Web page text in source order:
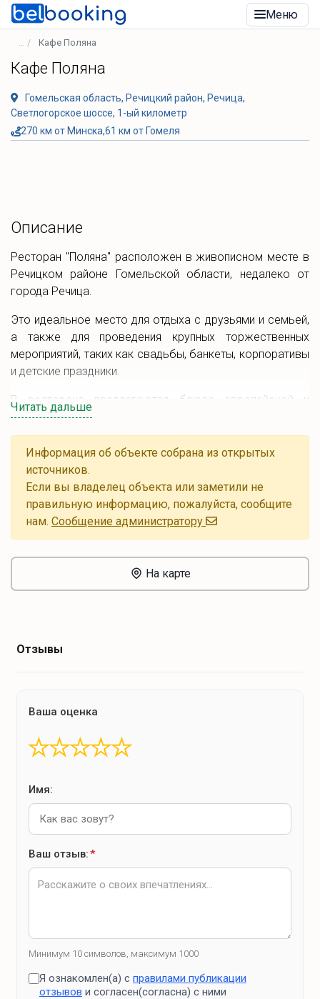
Меню
Кафе Поляна
Кафе Поляна
Гомельская область, Речицкий район, Речица,
Светлогорское шоссе, 1-ый километр
270 км от Минска,61 км от Гомеля
Описание
Ресторан "Поляна" расположен в живописном месте в
Речицком районе Гомельской области, недалеко от
города Речица.
Это идеальное место для отдыха с друзьями и семьей,
а также для проведения крупных торжественных
мероприятий, таких как свадьбы, банкеты, корпоративы
и детские праздники.
В ресторане предлагаются блюда европейской и
белорусской кухни, а для мероприятий доступно
специальное банкетное меню.
В теплое время года гости могут насладиться
атмосферой улицы, где есть столики и летние навесы.
Читать дальше
Информация об объекте собрана из открытых
источников.
Если вы владелец объекта или заметили не
правильную информацию, пожалуйста, сообщите
нам. Cообщение администратору
На карте
Отзывы
Ваша оценка
★
★
★
★
★
Имя:
Ваш отзыв:*
Минимум 10 символов, максимум 1000
Я ознакомлен(а) с правилами публикации
отзывов и согласен(согласна) с ними